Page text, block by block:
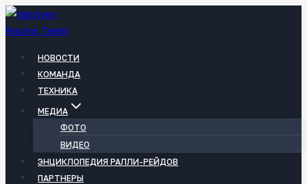
Перейти
к
НОВОСТИ
КОМАНДА
ТЕХНИКА
МЕДИА
ФОТО
ВИДЕО
ЭНЦИКЛОПЕДИЯ РАЛЛИ-РЕЙДОВ
ПАРТНЕРЫ